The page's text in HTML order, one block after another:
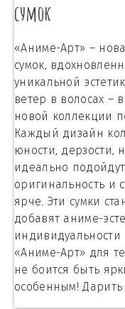
сумок
«Аниме-Арт» –
сумок,
уникальной
ветер в волосах –
новой коллекции
Каждый дизайн
юности, дерзости,
идеально
оригинальность и
ярче. Эти сумки
добавят аниме-
«Аниме-Арт» для
не боится быть
особенным! Дарить